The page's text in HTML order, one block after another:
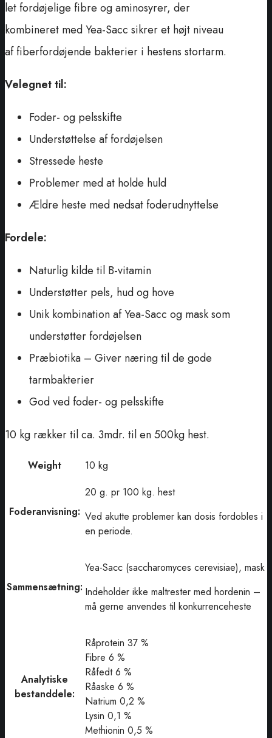
let fordøjelige fibre og aminosyrer, der
kombineret med Yea-Sacc sikrer et højt niveau
af fiberfordøjende bakterier i hestens stortarm.
Velegnet til:
Foder- og pelsskifte
Understøttelse af fordøjelsen
Stressede heste
Problemer med at holde huld
Ældre heste med nedsat foderudnyttelse
Fordele:
Naturlig kilde til B-vitamin
Understøtter pels, hud og hove
Unik kombination af Yea-Sacc og mask som
understøtter fordøjelsen
Præbiotika – Giver næring til de gode
tarmbakterier
God ved foder- og pelsskifte
10 kg rækker til ca. 3mdr. til en 500kg hest.
Weight 10 kg
Foderanvisning:
20 g. pr 100 kg. hest
Ved akutte problemer kan dosis fordobles i
en periode.
Sammensætning:
Yea-Sacc (saccharomyces cerevisiae), mask
Indeholder ikke maltrester med hordenin –
må gerne anvendes til konkurrenceheste
Analytiske
bestanddele:
Råprotein 37 %
Fibre 6 %
Råfedt 6 %
Råaske 6 %
Natrium 0,2 %
Lysin 0,1 %
Methionin 0,5 %